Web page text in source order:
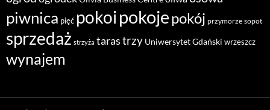
piwnica pięć pokoipokojepokój przymorze sopot
sprzedaż strzyża tarastrzy Uniwersytet Gdański wrzeszcz
wynajem